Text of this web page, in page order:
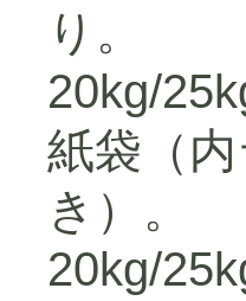
り。
20kg/
紙袋（
き）。
20kg/